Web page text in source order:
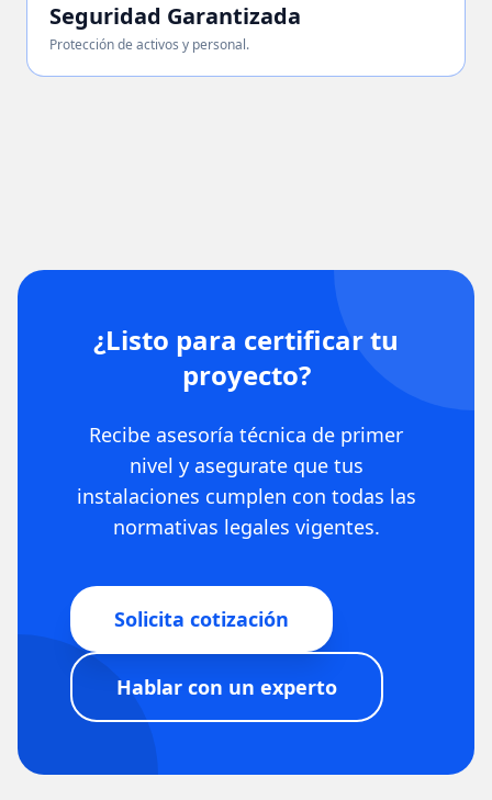
Seguridad Garantizada
Protección de activos y personal.
¿Listo para certificar tu
proyecto?
Recibe asesoría técnica de primer
nivel y asegurate que tus
instalaciones cumplen con todas las
normativas legales vigentes.
Solicita cotización
Hablar con un experto